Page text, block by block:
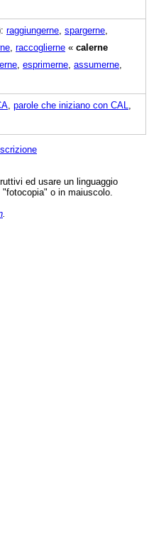
raggiungerne spargerne
raccoglierne « calerne
esprimerne assumerne
parole che iniziano con CAL
ed usare un linguaggio
o in maiuscolo.